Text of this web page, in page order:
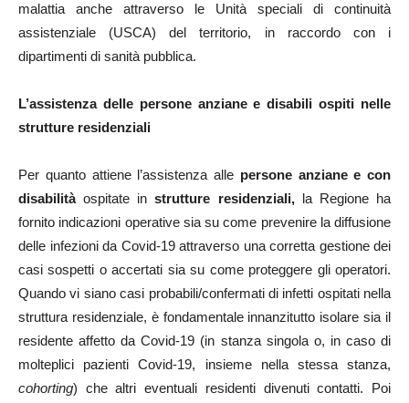
malattia anche attraverso le Unità speciali di continuità
assistenziale (USCA) del territorio, in raccordo con i
dipartimenti di sanità pubblica.
L’assistenza delle persone anziane e disabili ospiti nelle
strutture residenziali
Per quanto attiene l’assistenza alle persone anziane e con
disabilitàospitate instrutture residenziali,la Regione ha
fornito indicazioni operative sia su come prevenire la diffusione
delle infezioni da Covid-19 attraverso una corretta gestione dei
casi sospetti o accertati sia su come proteggere gli operatori.
Quando vi siano casi probabili/confermati di infetti ospitati nella
struttura residenziale, è fondamentale innanzitutto isolare sia il
residente affetto da Covid-19 (in stanza singola o, in caso di
molteplici pazienti Covid-19, insieme nella stessa stanza,
cohorting) che altri eventuali residenti divenuti contatti. Poi